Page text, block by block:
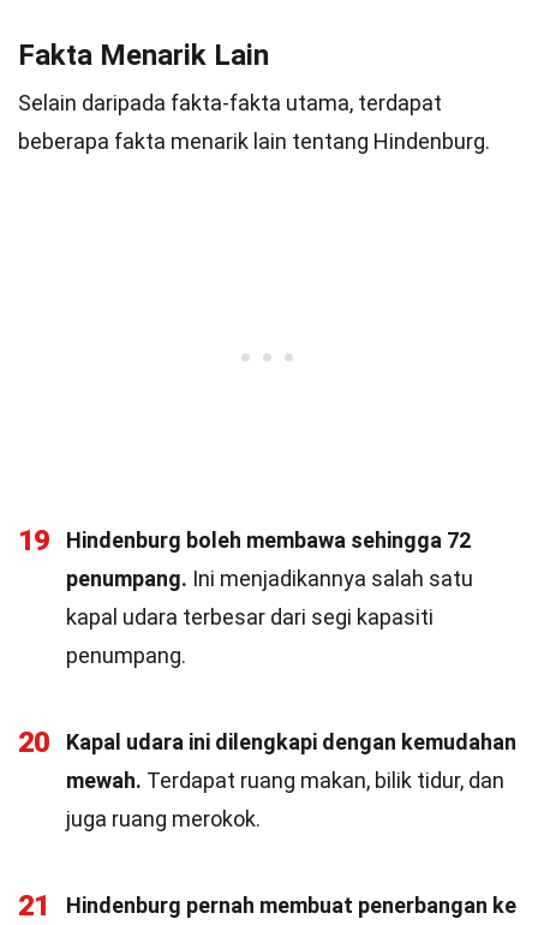
Fakta Menarik Lain
Selain daripada fakta-fakta utama, terdapat
beberapa fakta menarik lain tentang Hindenburg.
19
Hindenburg boleh membawa sehingga 72
penumpang. Ini menjadikannya salah satu
kapal udara terbesar dari segi kapasiti
penumpang.
20
Kapal udara ini dilengkapi dengan kemudahan
mewah. Terdapat ruang makan, bilik tidur, dan
juga ruang merokok.
21
Hindenburg pernah membuat penerbangan ke